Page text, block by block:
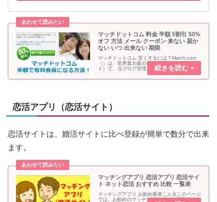
マッチドットコム 料金 半額 5割引 50%
オフ 方法 メール クーポン 来ない 届か
ない いつ 出来ない 期限
マッチドットコム 安くするには？Match.com
（）は、世界最大級の婚活サイト（恋活サイ
ト）で、当ブログ管理人も利用中です。こん太
の料金が安くなる方法は無いスか？かつ夫50％
割引メールが届くのを待つ方法が有りますよ。
恋活アプリ（恋活サイト）
恋活サイトは、婚活サイトに比べ登録が簡単で数分で出来
ます。
マッチングアプリ 恋活アプリ 恋活サイ
ト ネット恋活 おすすめ 比較 一覧表
マッチングアプリ お勧め業者こん太このページ
では、お勧めのマッチングアプリ（恋活サイ